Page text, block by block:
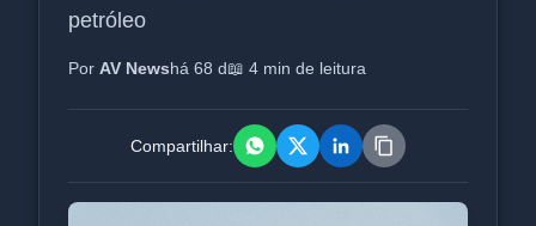
petróleo
Por AV Newshá 68 d📖 4 min de leitura
Compartilhar: